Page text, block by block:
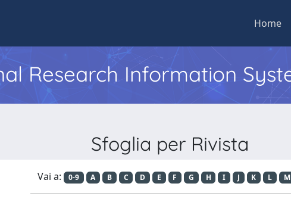
Home
Research Information
Sfoglia per Rivista
Vai a: 0-9 A B C D E F G H I J K L M